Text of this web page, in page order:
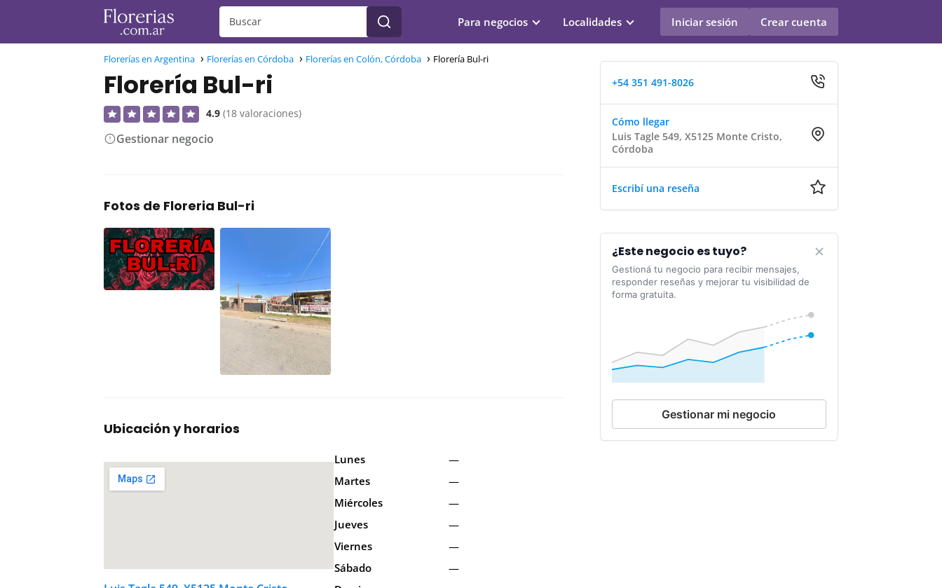
Para negocios Localidades Iniciar sesión Crear cuenta
Florerías en Argentina Florerías en Córdoba Florerías en Colón, Córdoba Florería Bul-ri
Florería Bul-ri
4.9 (18 valoraciones)
Gestionar negocio
Fotos de Floreria Bul-ri
Ubicación y horarios
Lunes
—
Martes
—
Miércoles
—
Jueves
—
Viernes
—
Sábado
—
+54 351 491-8026
Cómo llegar
Luis Tagle 549, X5125 Monte Cristo,
Córdoba
Escribí una reseña
¿Este negocio es tuyo?
Gestioná tu negocio para recibir mensajes,
responder reseñas y mejorar tu visibilidad de
forma gratuita.
Gestionar mi negocio